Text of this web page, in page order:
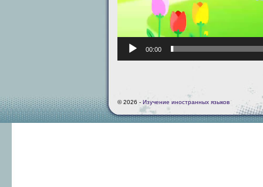
00:00
© 2026 - Изучение иностранных языков